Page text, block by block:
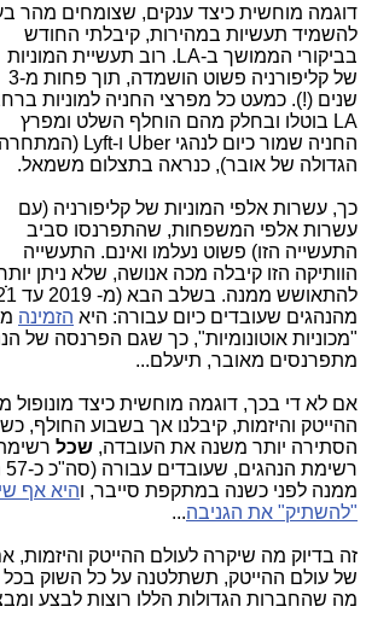
דוגמה מוחשית כיצד ענקים, שצומחים מהר
להשמיד תעשיות במהירות, קיבלתי החודש
בביקורי הממושך ב-LA. רוב תעשיית המוניות
של קליפורניה פשוט הושמדה, תוך פחות מ-3
שנים (!). כמעט כל מפרצי החניה למוניות
LA בוטלו ובחלק מהם הוחלף השלט ומפרץ
החניה שמור כיום לנהגי Uber ו-Lyft (המתחרה
הגדולה של אובר), כנראה בתצלום משמאל.
כך, עשרות אלפי המוניות של קליפורניה (עם
עשרות אלפי המשפחות, שהתפרנסו סביב
התעשייה הזו) פשוט נעלמו ואינם. התעשייה
הוותיקה הזו קיבלה מכה אנושה, שלא ניתן
מהנהגים שעובדים כיום עבורה: היא הזמינה
"מכוניות אוטונומיות", כך שגם הפרנסה של
מתפרנסים מאובר, תיעלם...
אם לא די בכך, דוגמה מוחשית כיצד מונופול
הסתירה יותר משנה את העובדה, שכל
ממנה לפני כשנה במתקפת סייבר, והיא אף
"להשתיק" את הגניבה...
של עולם ההייטק, תשתלטנה על כל השוק בכל
מה שהחברות הגדולות הללו רוצות לבצע